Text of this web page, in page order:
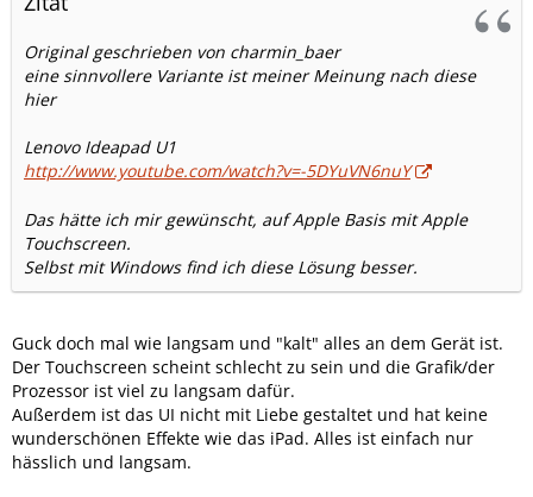
Original geschrieben von charmin_baer
eine sinnvollere Variante ist meiner Meinung nach diese
hier
Lenovo Ideapad U1
http://www.youtube.com/watch?v=-5DYuVN6nuY
Das hätte ich mir gewünscht, auf Apple Basis mit Apple
Touchscreen.
Selbst mit Windows find ich diese Lösung besser.
Guck doch mal wie langsam und "kalt" alles an dem Gerät ist.
Der Touchscreen scheint schlecht zu sein und die Grafik/der
Prozessor ist viel zu langsam dafür.
Außerdem ist das UI nicht mit Liebe gestaltet und hat keine
wunderschönen Effekte wie das iPad. Alles ist einfach nur
hässlich und langsam.